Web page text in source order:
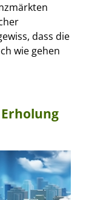
dass die
wie gehen